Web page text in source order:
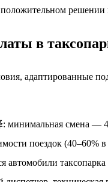
решении
в
адаптированные
минимальная смена —
поездок (40–60%
автомобили